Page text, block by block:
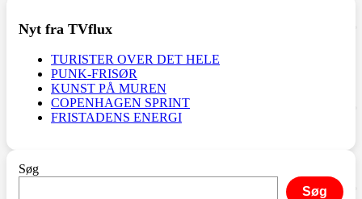
Nyt fra TVflux
TURISTER OVER DET HELE
PUNK-FRISØR
KUNST PÅ MUREN
COPENHAGEN SPRINT
FRISTADENS ENERGI
Søg
Søg